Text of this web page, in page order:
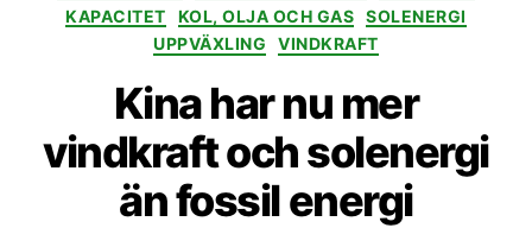
KAPACITET
KOL, OLJA OCH GAS
SOLENERGI
UPPVÄXLING
VINDKRAFT
Kina har nu mer
vindkraft och solenergi
än fossil energi